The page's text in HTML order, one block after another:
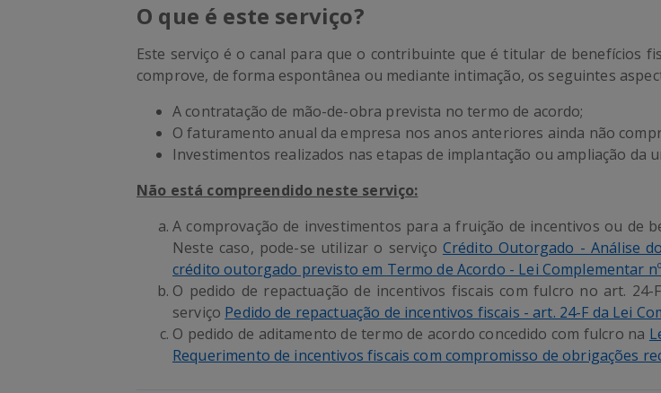
O que é este serviço?
Este serviço é o canal para que o contribuinte que é titular de benefícios
comprove, de forma espontânea ou mediante intimação, os seguintes
A contratação de mão-de-obra prevista no termo de acordo;
O faturamento anual da empresa nos anos anteriores ainda não
Investimentos realizados nas etapas de implantação ou ampliação da
Não está compreendido neste serviço:
A comprovação de investimentos para a fruição de incentivos ou de
Neste caso, pode-se utilizar o serviço Crédito Outorgado - Análise
crédito outorgado previsto em Termo de Acordo - Lei Complementar
O pedido de repactuação de incentivos fiscais com fulcro no art. 24-
serviço Pedido de repactuação de incentivos fiscais - art. 24-F da Lei
O pedido de aditamento de termo de acordo concedido com fulcro na
Requerimento de incentivos fiscais com compromisso de obrigações